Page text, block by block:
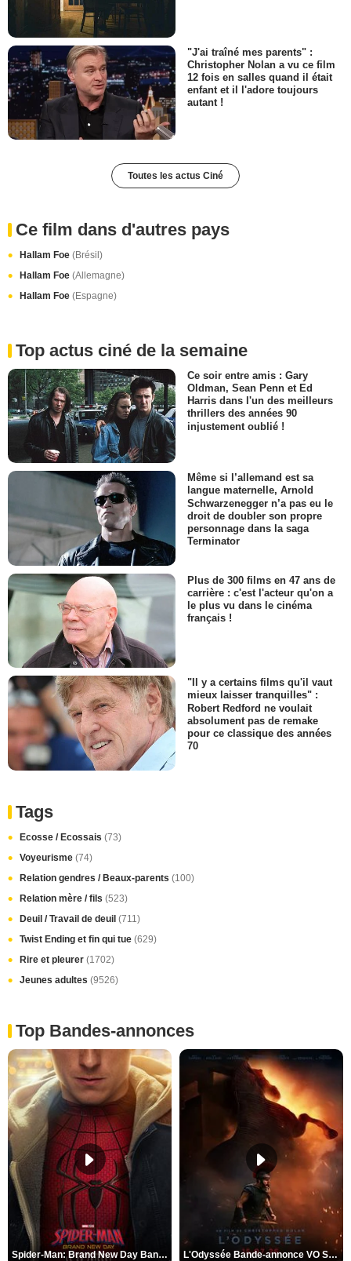
"J'ai traîné mes parents" :
Christopher Nolan a vu ce film
12 fois en salles quand il était
enfant et il l'adore toujours
autant !
Toutes les actus Ciné
Ce film dans d'autres pays
Hallam Foe (Brésil)
Hallam Foe (Allemagne)
Hallam Foe (Espagne)
Top actus ciné de la semaine
Ce soir entre amis : Gary
Oldman, Sean Penn et Ed
Harris dans l'un des meilleurs
thrillers des années 90
injustement oublié !
Même si l’allemand est sa
langue maternelle, Arnold
Schwarzenegger n’a pas eu le
droit de doubler son propre
personnage dans la saga
Terminator
Plus de 300 films en 47 ans de
carrière : c'est l'acteur qu'on a
le plus vu dans le cinéma
français !
"Il y a certains films qu'il vaut
mieux laisser tranquilles" :
Robert Redford ne voulait
absolument pas de remake
pour ce classique des années
70
Tags
Ecosse / Ecossais (73)
Voyeurisme (74)
Relation gendres / Beaux-parents (100)
Relation mère / fils (523)
Deuil / Travail de deuil (711)
Twist Ending et fin qui tue (629)
Rire et pleurer (1702)
Jeunes adultes (9526)
Top Bandes-annonces
Spider-Man: Brand New Day Bande-annonce VO STFR L'Odyssée Bande-annonce VO STFR